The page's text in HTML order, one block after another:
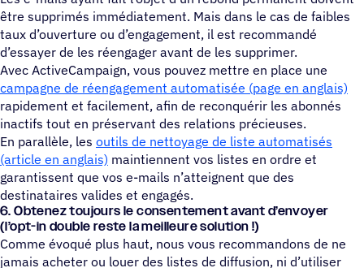
être supprimés immédiatement. Mais dans le cas de faibles
taux d’ouverture ou d’engagement, il est recommandé
d’essayer de les réengager avant de les supprimer.
Avec ActiveCampaign, vous pouvez mettre en place une
campagne de réengagement automatisée (page en anglais)
rapidement et facilement, afin de reconquérir les abonnés
inactifs tout en préservant des relations précieuses.
En parallèle, les outils de nettoyage de liste automatisés
(article en anglais) maintiennent vos listes en ordre et
garantissent que vos e-mails n’atteignent que des
destinataires valides et engagés.
6. Obtenez toujours le consen­te­ment avant d’envoyer
(l’opt-in double reste la meilleure solution !)
Comme évoqué plus haut, nous vous recommandons de ne
jamais acheter ou louer des listes de diffusion, ni d’utiliser